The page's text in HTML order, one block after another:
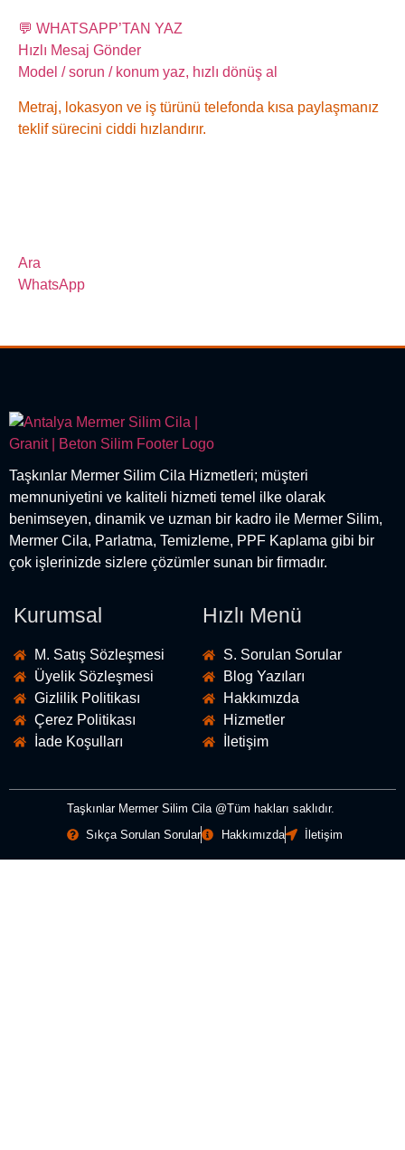
💬 WHATSAPP’TAN YAZ
Hızlı Mesaj Gönder
Model / sorun / konum yaz, hızlı dönüş al
Metraj, lokasyon ve iş türünü telefonda kısa paylaşmanız
teklif sürecini ciddi hızlandırır.
Ara
WhatsApp
Taşkınlar Mermer Silim Cila Hizmetleri; müşteri
memnuniyetini ve kaliteli hizmeti temel ilke olarak
benimseyen, dinamik ve uzman bir kadro ile Mermer Silim,
Mermer Cila, Parlatma, Temizleme, PPF Kaplama gibi bir
çok işlerinizde sizlere çözümler sunan bir firmadır.
Kurumsal
M. Satış Sözleşmesi
Üyelik Sözleşmesi
Gizlilik Politikası
Çerez Politikası
İade Koşulları
Hızlı Menü
S. Sorulan Sorular
Blog Yazıları
Hakkımızda
Hizmetler
İletişim
Taşkınlar Mermer Silim Cila @Tüm hakları saklıdır.
Sıkça Sorulan Sorular
Hakkımızda İletişim